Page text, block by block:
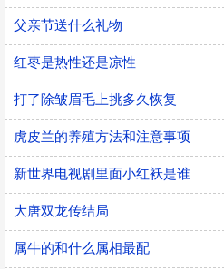
父亲节送什么礼物
红枣是热性还是凉性
打了除皱眉毛上挑多久恢复
虎皮兰的养殖方法和注意事项
新世界电视剧里面小红袄是谁
大唐双龙传结局
属牛的和什么属相最配